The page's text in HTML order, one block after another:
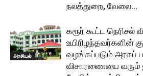
நலத்துறை, வேலை...
அரசியல்
கரூர் கூட்ட நெரிசல்
உயிரிழந்தவர்களின்
வழங்கப்படும் அரசுப்
விசாரணையை